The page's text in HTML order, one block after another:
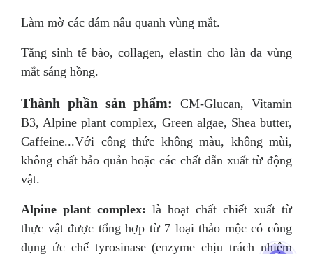
Làm mờ các đám nâu quanh vùng mắt.
Tăng sinh tế bào, collagen, elastin cho làn da vùng
mắt sáng hồng.
Thành phần sản phẩm: CM-Glucan, Vitamin
B3, Alpine plant complex, Green algae, Shea butter,
Caffeine...Với công thức không màu, không mùi,
không chất bảo quản hoặc các chất dẫn xuất từ động
vật.
Alpine plant complex: là hoạt chất chiết xuất từ
thực vật được tổng hợp từ 7 loại thảo mộc có công
dụng ức chế tyrosinase (enzyme chịu trách nhiệm